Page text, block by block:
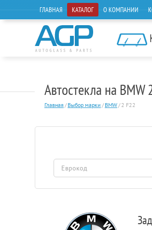
ГЛАВНАЯ КАТАЛОГ О КОМПАНИИ
Автостекла на BMW
Главная / Выбор марки / BMW/ 2 F22